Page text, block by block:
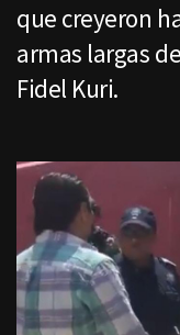
que creyeron
armas largas
Fidel Kuri.